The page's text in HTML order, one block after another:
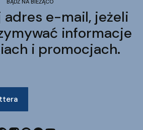
BĄDŹ NA BIEŻĄCO
adres e-mail, jeżeli
informacje
i promocjach.